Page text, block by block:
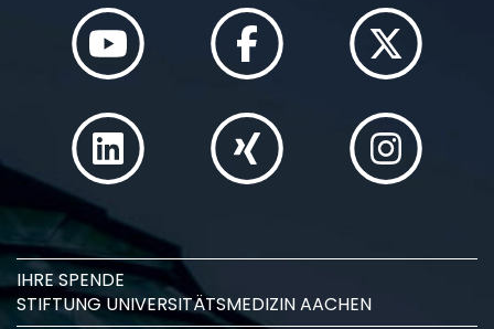
IHRE SPENDE
STIFTUNG UNIVERSITÄTSMEDIZIN AACHEN